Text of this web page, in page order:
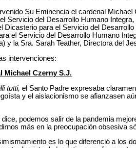
Su Eminencia el cardenal Michael
Servicio del Desarrollo Humano
Dicasterio para el Servicio del
el Servicio del Desarrollo Humano
y la Sra. Sarah Teather, Directora del
Michael Czerny S.J.
tutti, el Santo Padre expresaba
y el aislacionismo se afianzasen
salir de la pandemia
más en la preocupación obsesiva
es lo que diferenció a los dos